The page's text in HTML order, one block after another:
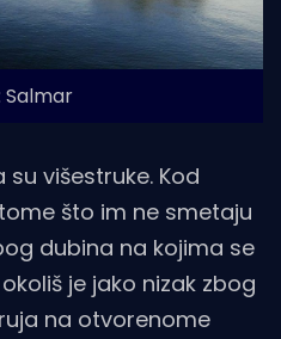
Salmar
višestruke. Kod
što im ne smetaju
dubina na kojima se
je jako nizak zbog
na otvorenome